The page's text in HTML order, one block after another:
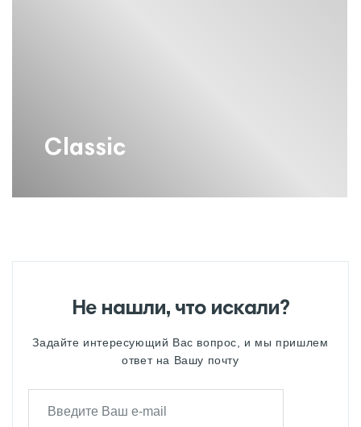
Classic
Не нашли, что искали?
Задайте интересующий Вас вопрос, и мы пришлем
ответ на Вашу почту